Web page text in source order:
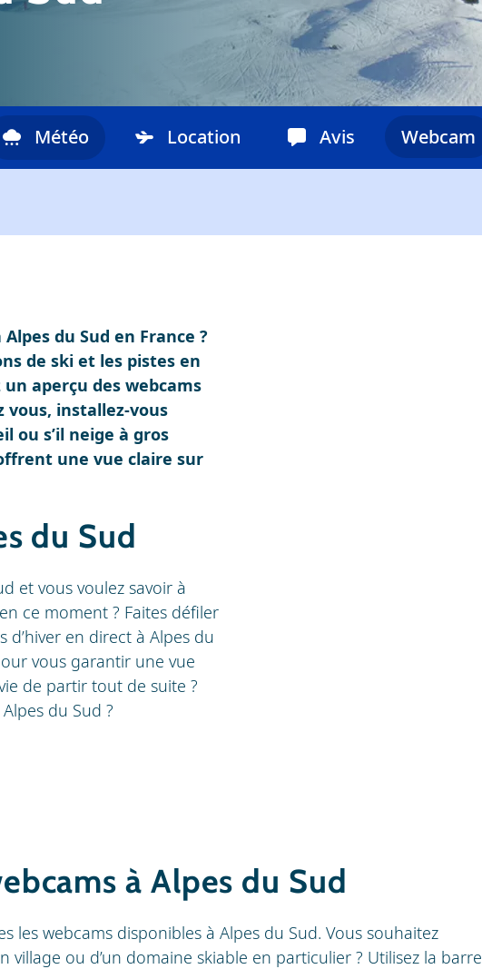
Météo Location Avis Webcam
du Sud en France ?
de ski et les pistes en
aperçu des webcams
vous, installez-vous
ou s’il neige à gros
une vue claire sur
du Sud
et vous voulez savoir à
ce moment ? Faites défiler
en direct à Alpes du
vous garantir une vue
de partir tout de suite ?
du Sud ?
à Alpes du Sud
les webcams disponibles à Alpes du Sud. Vous souhaitez
village ou d’un domaine skiable en particulier ? Utilisez la barre